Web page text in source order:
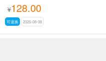
¥128.00
可退换 2026-08-08